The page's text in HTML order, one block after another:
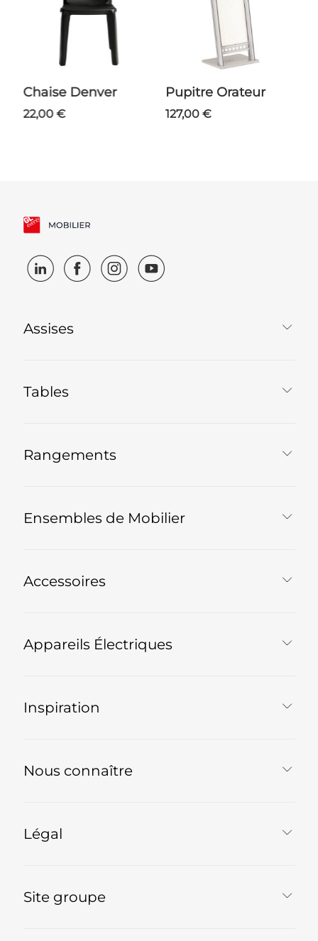
Chaise Denver
22,00 €
Pupitre Orateur
127,00 €
Assises
Tables
Rangements
Ensembles de Mobilier
Accessoires
Appareils Électriques
Inspiration
Nous connaître
Légal
Site groupe